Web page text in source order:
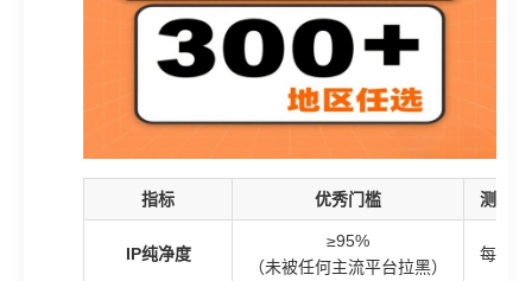
指标 优秀门槛 测评
IP纯净度
≥95%
（未被任何主流平台拉黑）
每月